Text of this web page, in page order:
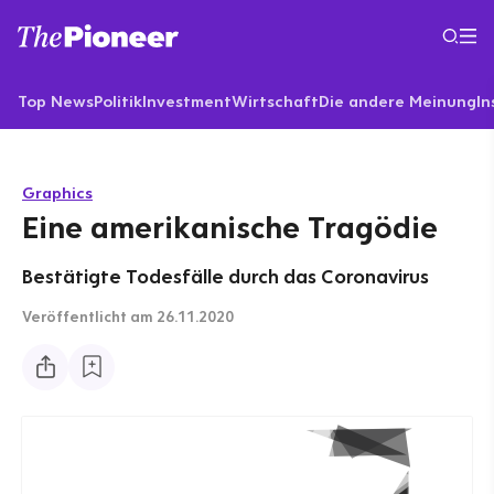
Top NewsPolitikInvestmentWirtschaftDie andere Meinung
Graphics
Eine amerikanische Tragödie
Bestätigte Todesfälle durch das Coronavirus
Veröffentlicht am 26.11.2020